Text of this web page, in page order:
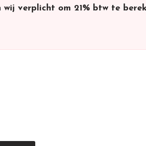
wij verplicht om 21% btw te